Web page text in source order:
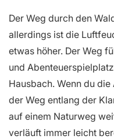
Der Weg durch den
allerdings ist die
etwas höher. Der Weg
und
Hausbach. Wenn du
der Weg entlang der
auf einem Naturweg
verläuft immer leicht